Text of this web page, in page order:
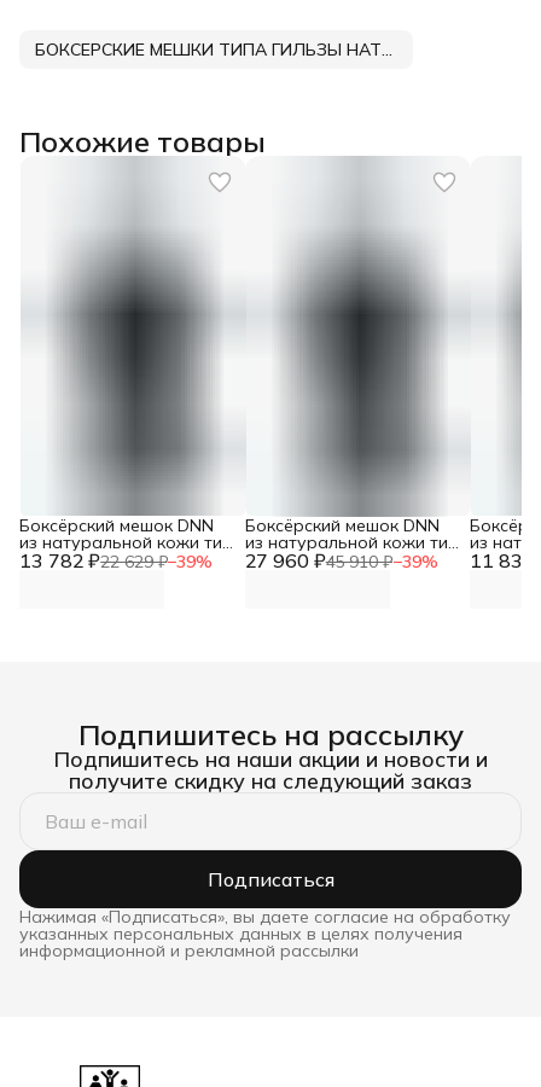
БОКСЕРСКИЕ МЕШКИ ТИПА ГИЛЬЗЫ НАТУРАЛЬНАЯ КОЖА
Похожие товары
13 782 ₽22 629 ₽−39%
Боксёрский мешок DNN
из натуральной кожи тип
Гильза (МБТГ2-16: 27 960 ₽45 910 ₽−39%
Боксёрский мешок DNN
из натуральной кожи тип
Гильза (МБТГ2-6: диаметр 11 831
из
Гильза
Подпишитесь на рассылку
Подпишитесь на наши акции и новости и
получите скидку на следующий заказ
Подписаться
Нажимая «Подписаться», вы даете согласие на обработку
указанных персональных данных в целях получения
информационной и рекламной рассылки